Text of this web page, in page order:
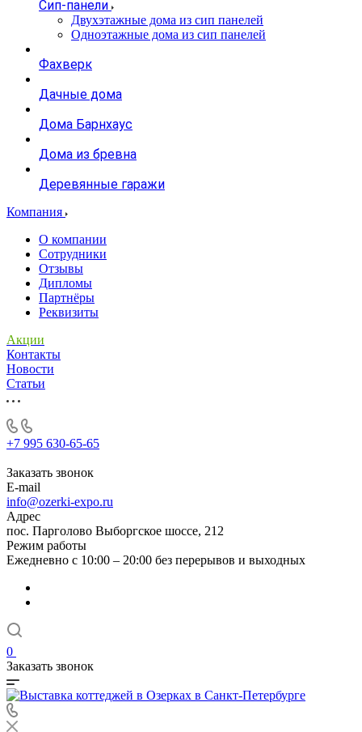
Сип-панели
Двухэтажные дома из сип панелей
Одноэтажные дома из сип панелей
Фахверк
Дачные дома
Дома Барнхаус
Дома из бревна
Деревянные гаражи
Компания
О компании
Сотрудники
Отзывы
Дипломы
Партнёры
Реквизиты
Акции
Контакты
Новости
Статьи
+7 995 630-65-65
Заказать звонок
E-mail
info@ozerki-expo.ru
Адрес
пос. Парголово Выборгское шоссе, 212
Режим работы
Ежедневно с 10:00 – 20:00 без перерывов и выходных
0
Заказать звонок